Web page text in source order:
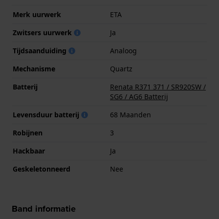
Merk uurwerk
ETA
Zwitsers uurwerk
Ja
Tijdsaanduiding
Analoog
Mechanisme
Quartz
Batterij
Renata R371 371 / SR920SW /
SG6 / AG6 Batterij
Levensduur batterij
68 Maanden
Robijnen
3
Hackbaar
Ja
Geskeletonneerd
Nee
Band informatie